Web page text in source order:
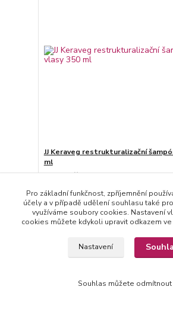
JJ Keraveg restrukturalizační
ml
307 Kč
Přidat do
Načíst další produkty (30)
Pro základní funkčnost, zpříjemnění
účely a v případě udělení souhlasu také
využíváme soubory cookies. Nastavení
cookies můžete kdykoli upravit odkazem
Nastavení
Souhlas můžete odmítnout